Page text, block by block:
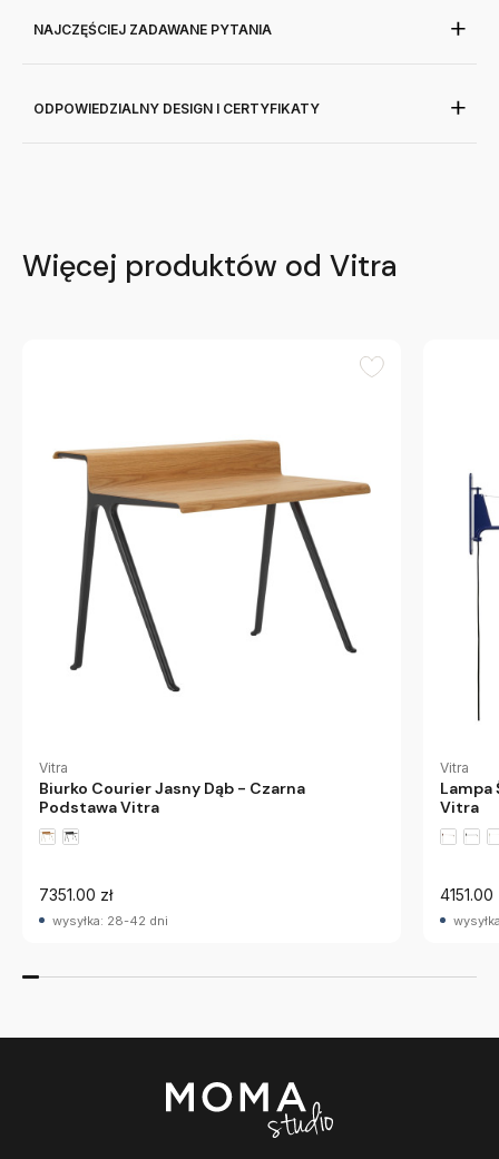
NAJCZĘŚCIEJ ZADAWANE PYTANIA
ODPOWIEDZIALNY DESIGN I CERTYFIKATY
Więcej produktów od Vitra
Vitra
Biurko Courier Jasny Dąb - Czarna
Podstawa Vitra
7351.00 zł
wysyłka: 28-42 dni
Vitra
Lampa
Vitra
4151.00